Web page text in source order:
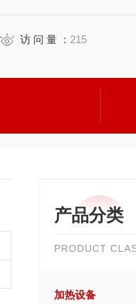
访 问 量 ： 215
产品分类
PRODUCT
加热设备